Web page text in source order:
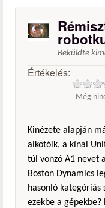
Beküldte
Értékelés:
Még
Kinézete alapján
alkotóik, a kínai
túl vonzó A1 nevet
Boston Dynamics
hasonló
ezekbe a